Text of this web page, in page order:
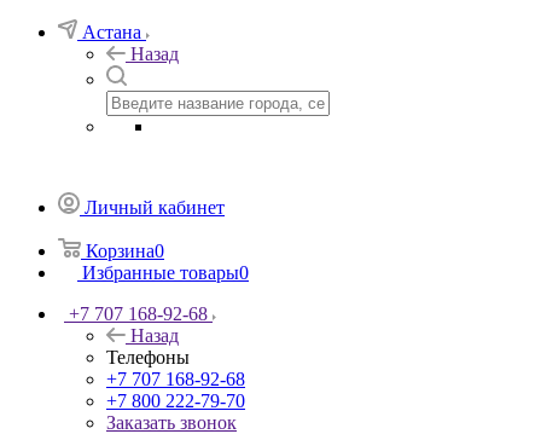
Астана
Назад
Личный кабинет
Корзина0
Избранные товары0
+7 707 168-92-68
Назад
Телефоны
+7 707 168-92-68
+7 800 222-79-70
Заказать звонок